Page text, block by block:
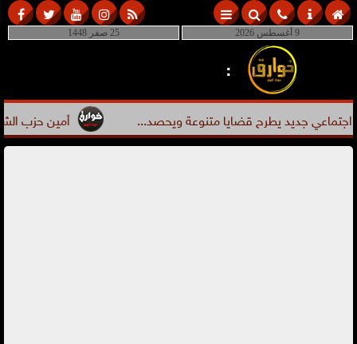
25 صفر 1448 9 أغسطس 2026
:
أمين حزب الشعب جديد يطرح قضايا متنوعة ويحصد...